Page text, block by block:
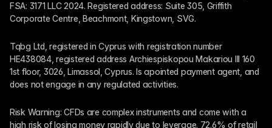
FSA: 3171 LLC 2024. Registered address: Suite 305, Griffith
Corporate Centre, Beachmont, Kingstown, SVG.
Tqbg Ltd, registered in Cyprus with registration number
HE438084, registered address Archiespiskopou Makariou III 160
1st floor, 3026, Limassol, Cyprus. Is apointed payment agent, and
does not engage in any regulated activities.
Risk Warning: CFDs are complex instruments and come with a
high risk of losing money rapidly due to leverage. 72.6% of retail